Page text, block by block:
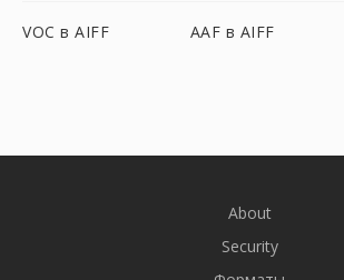
VOC в AIFF AAF в AIFF
About
Security